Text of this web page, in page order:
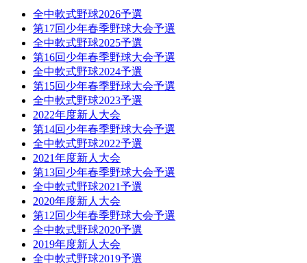
全中軟式野球2026予選
第17回少年春季野球大会予選
全中軟式野球2025予選
第16回少年春季野球大会予選
全中軟式野球2024予選
第15回少年春季野球大会予選
全中軟式野球2023予選
2022年度新人大会
第14回少年春季野球大会予選
全中軟式野球2022予選
2021年度新人大会
第13回少年春季野球大会予選
全中軟式野球2021予選
2020年度新人大会
第12回少年春季野球大会予選
全中軟式野球2020予選
2019年度新人大会
全中軟式野球2019予選